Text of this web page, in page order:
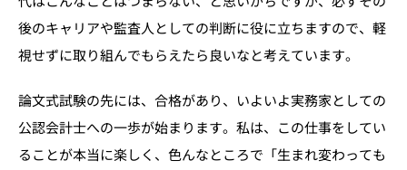
後のキャリアや監査人としての判断に役に立ちますので、軽
視せずに取り組んでもらえたら良いなと考えています。
論文式試験の先には、合格があり、いよいよ実務家としての
公認会計士への一歩が始まります。私は、この仕事をしてい
ることが本当に楽しく、色んなところで「生まれ変わっても